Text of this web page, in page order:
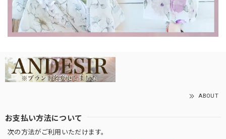
ABOUT
お支払い方法について
次の方法がご利用いただけます。